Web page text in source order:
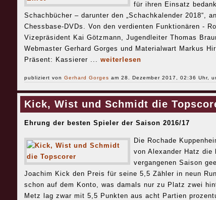
für ihren Einsatz
Schachbücher – darunter den „Schachkalender 2018“,
Chessbase-DVDs. Von den verdienten Funktionären -
Vizepräsident Kai Götzmann, Jugendleiter Thomas
Webmaster Gerhard Gorges und Materialwart Markus
Präsent: Kassierer ... weiterlesen
publiziert von Gerhard Gorges am 28. Dezember 2017, 02:36 Uhr,
Kick, Wist und Schmidt die
Ehrung der besten Spieler der Saison 2016/17
Die Rochade
von Alexander Hatz die
vergangenen Saison
Joachim Kick den Preis für seine 5,5 Zähler in neun
schon auf dem Konto, was damals nur zu Platz zwei
Metz lag zwar mit 5,5 Punkten aus acht Partien